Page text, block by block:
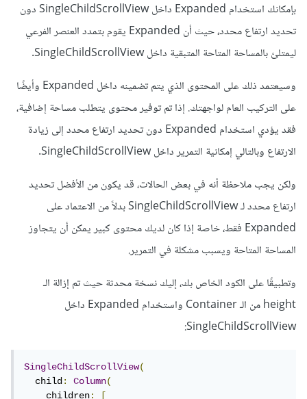
بإمكانك استخدام Expanded داخل SingleChildScrollView دون
تحديد ارتفاع محدد، حيث أن Expanded يقوم بتمدد العنصر الفرعي
ليمتلئ بالمساحة المتاحة المتبقية داخل SingleChildScrollView.
وسيعتمد ذلك على المحتوى الذي يتم تضمينه داخل Expanded وأيضًا
على التركيب العام لواجهتك. إذا تم توفير محتوى يتطلب مساحة إضافية،
فقد يؤدي استخدام Expanded دون تحديد ارتفاع محدد إلى زيادة
الارتفاع وبالتالي إمكانية التمرير داخل SingleChildScrollView.
ولكن يجب ملاحظة أنه في بعض الحالات، قد يكون من الأفضل تحديد
ارتفاع محدد لـ SingleChildScrollView بدلاً من الاعتماد على
Expanded فقط، خاصة إذا كان لديك محتوى كبير يمكن أن يتجاوز
المساحة المتاحة ويسبب مشكلة في التمرير.
وتطبيقًا على الكود الخاص بك، إليك نسخة محدثة حيث تم إزالة الـ
height من الـ Container واستخدام Expanded داخل
SingleChildScrollView:
SingleChildScrollView(
  child
: Column(
    children
: [